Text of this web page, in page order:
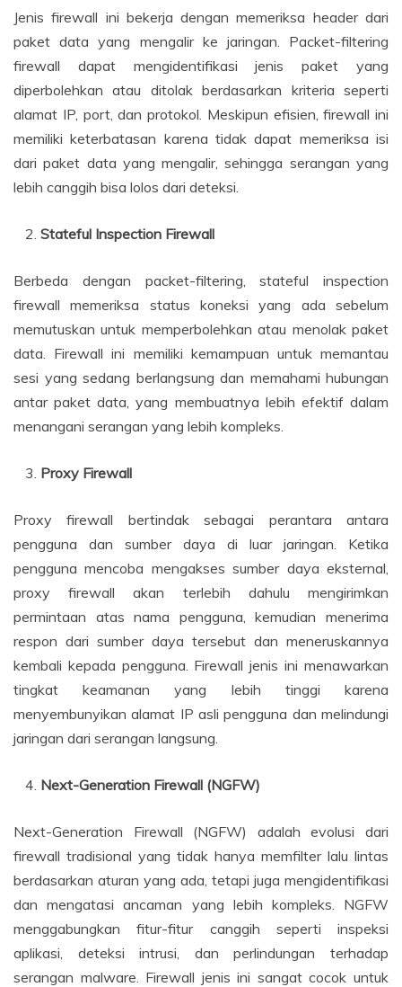
Jenis firewall ini bekerja dengan memeriksa header dari
paket data yang mengalir ke jaringan. Packet-filtering
firewall dapat mengidentifikasi jenis paket yang
diperbolehkan atau ditolak berdasarkan kriteria seperti
alamat IP, port, dan protokol. Meskipun efisien, firewall ini
memiliki keterbatasan karena tidak dapat memeriksa isi
dari paket data yang mengalir, sehingga serangan yang
lebih canggih bisa lolos dari deteksi.
Stateful Inspection Firewall
Berbeda dengan packet-filtering, stateful inspection
firewall memeriksa status koneksi yang ada sebelum
memutuskan untuk memperbolehkan atau menolak paket
data. Firewall ini memiliki kemampuan untuk memantau
sesi yang sedang berlangsung dan memahami hubungan
antar paket data, yang membuatnya lebih efektif dalam
menangani serangan yang lebih kompleks.
Proxy Firewall
Proxy firewall bertindak sebagai perantara antara
pengguna dan sumber daya di luar jaringan. Ketika
pengguna mencoba mengakses sumber daya eksternal,
proxy firewall akan terlebih dahulu mengirimkan
permintaan atas nama pengguna, kemudian menerima
respon dari sumber daya tersebut dan meneruskannya
kembali kepada pengguna. Firewall jenis ini menawarkan
tingkat keamanan yang lebih tinggi karena
menyembunyikan alamat IP asli pengguna dan melindungi
jaringan dari serangan langsung.
Next-Generation Firewall (NGFW)
Next-Generation Firewall (NGFW) adalah evolusi dari
firewall tradisional yang tidak hanya memfilter lalu lintas
berdasarkan aturan yang ada, tetapi juga mengidentifikasi
dan mengatasi ancaman yang lebih kompleks. NGFW
menggabungkan fitur-fitur canggih seperti inspeksi
aplikasi, deteksi intrusi, dan perlindungan terhadap
serangan malware. Firewall jenis ini sangat cocok untuk